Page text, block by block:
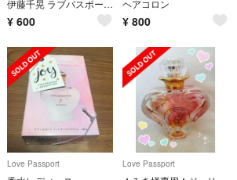
伊藤千晃 ラブパスポート キキクレール ヘアコロン
¥ 600
ヘアコロン
¥ 800
Love Passport Love Passport